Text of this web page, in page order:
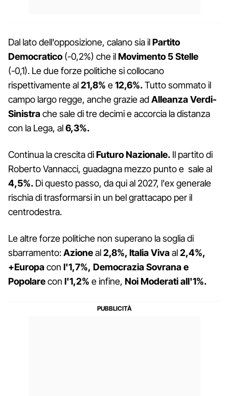
Dal lato dell'opposizione, calano sia ilPartito
Democratico (-0,2%) che ilMovimento 5 Stelle
(-0,1). Le due forze politiche si collocano
rispettivamente al21,8% e12,6%.Tutto sommato il
campo largo regge, anche grazie adAlleanza Verdi-
Sinistrache sale di tre decimi e accorcia la distanza
con la Lega, al6,3%.
Continua la crescita diFuturo Nazionale. Il partito di
Roberto Vannacci, guadagna mezzo punto e sale al
4,5%. Di questo passo, da qui al 2027, l'ex generale
rischia di trasformarsi in un bel grattacapo per il
centrodestra.
Le altre forze politiche non superano la soglia di
sbarramento:Azioneal2,8%, Italia Vivaal2,4%,
+Europacon l'1,7%, Democrazia Sovrana e
Popolarecon l'1,2% e infine, Noi Moderati all'1%.